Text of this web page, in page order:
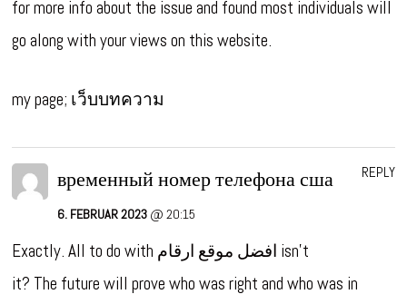
for more info about the issue and found most individuals will
go along with your views on this website.
my page; เว็บบทความ
временный номер телефона сша
6. FEBRUAR 2023 @ 20:15
Exactly. All to do with افضل موقع ارقام isn’t
it? The future will prove who was right and who was in
REPLY